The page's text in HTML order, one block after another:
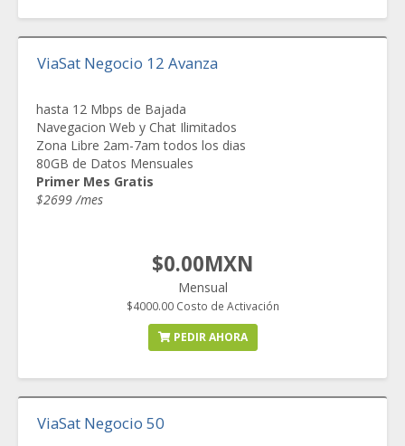
ViaSat Negocio 12 Avanza
hasta 12 Mbps de Bajada
Navegacion Web y Chat Ilimitados
Zona Libre 2am-7am todos los dias
80GB de Datos Mensuales
Primer Mes Gratis
$2699 /mes
$0.00MXN
Mensual
$4000.00 Costo de Activación
PEDIR AHORA
ViaSat Negocio 50